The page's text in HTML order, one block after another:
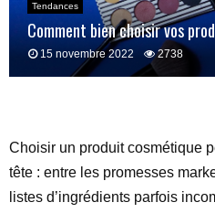
Tendances
Comment bien choisir vos
15 novembre 2022 2738
Choisir un produit cosmétique
tête : entre les promesses
listes d’ingrédients parfois